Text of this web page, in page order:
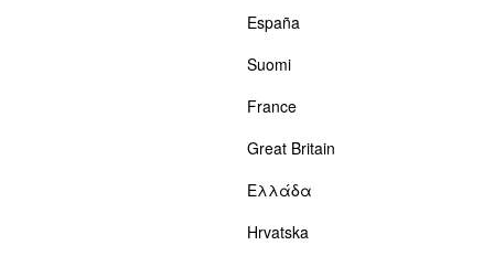
España
Suomi
France
Great Britain
Ελλάδα
Hrvatska